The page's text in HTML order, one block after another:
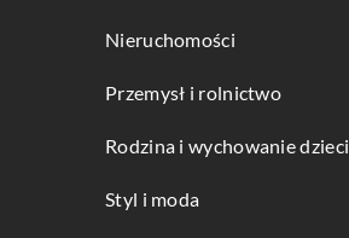
Nieruchomości
Przemysł i rolnictwo
Rodzina i wychowanie dzieci
Styl i moda